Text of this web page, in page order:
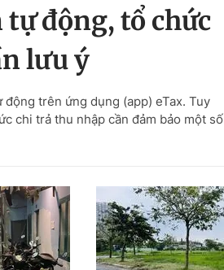
động, tổ chức
lưu ý
trên ứng dụng (app) eTax. Tuy
chi trả thu nhập cần đảm bảo một số